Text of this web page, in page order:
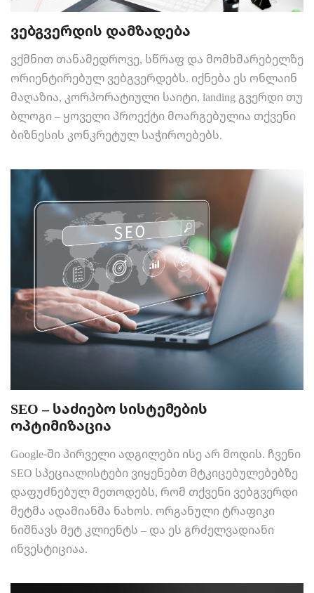
ვებგვერდის დამზადება
ვქმნით თანამედროვე, სწრაფ და მომხმარებელზე
ორიენტირებულ ვებგვერდებს. იქნება ეს ონლაინ
მაღაზია, კორპორატიული საიტი, landing გვერდი თუ
ბლოგი – ყოველი პროექტი მოარგებულია თქვენი
ბიზნესის კონკრეტულ საჭიროებებს.
SEO – საძიებო სისტემების
ოპტიმიზაცია
Google-ში პირველი ადგილები ისე არ მოდის. ჩვენი
SEO სპეციალისტები ვიყენებთ მტკიცებულებებზე
დაფუძნებულ მეთოდებს, რომ თქვენი ვებგვერდი
მეტმა ადამიანმა ნახოს. ორგანული ტრაფიკი
ნიშნავს მეტ კლიენტს – და ეს გრძელვადიანი
ინვესტიციაა.